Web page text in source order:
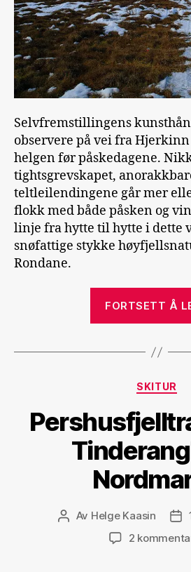
Selvfremstillingens
observere på vei fra
helgen før påskedagene.
tightsgrevskapet,
teltleilendingene går mer
flokk med både påsken og
linje fra hytte til hytte i dette
snøfattige stykke
Rondane.
FORTSETT Å
SKITUR
Innleggsforfatter
Av Helge Kaasin
2